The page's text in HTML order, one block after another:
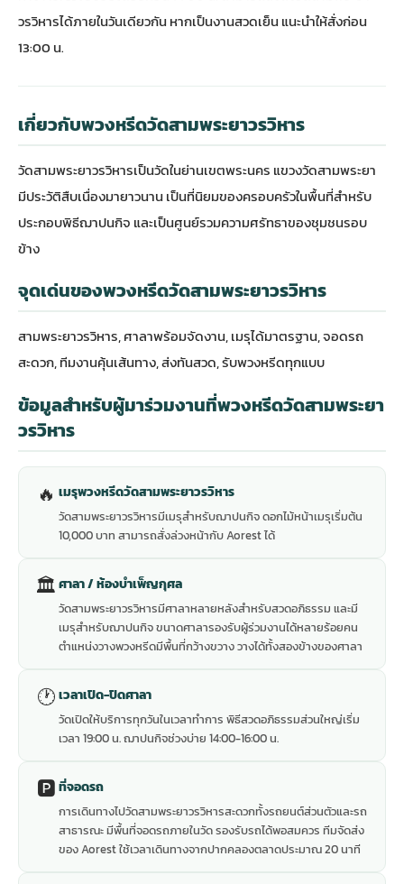
วรวิหารได้ภายในวันเดียวกัน หากเป็นงานสวดเย็น แนะนำให้สั่งก่อน
13:00 น.
เกี่ยวกับพวงหรีดวัดสามพระยาวรวิหาร
วัดสามพระยาวรวิหารเป็นวัดในย่านเขตพระนคร แขวงวัดสามพระยา
มีประวัติสืบเนื่องมายาวนาน เป็นที่นิยมของครอบครัวในพื้นที่สำหรับ
ประกอบพิธีฌาปนกิจ และเป็นศูนย์รวมความศรัทธาของชุมชนรอบ
ข้าง
จุดเด่นของพวงหรีดวัดสามพระยาวรวิหาร
สามพระยาวรวิหาร, ศาลาพร้อมจัดงาน, เมรุได้มาตรฐาน, จอดรถ
สะดวก, ทีมงานคุ้นเส้นทาง, ส่งทันสวด, รับพวงหรีดทุกแบบ
ข้อมูลสำหรับผู้มาร่วมงานที่พวงหรีดวัดสามพระยา
วรวิหาร
🔥 เมรุพวงหรีดวัดสามพระยาวรวิหาร
วัดสามพระยาวรวิหารมีเมรุสำหรับฌาปนกิจ ดอกไม้หน้าเมรุเริ่มต้น
10,000 บาท สามารถสั่งล่วงหน้ากับ Aorest ได้
🏛 ศาลา / ห้องบำเพ็ญกุศล
วัดสามพระยาวรวิหารมีศาลาหลายหลังสำหรับสวดอภิธรรม และมี
เมรุสำหรับฌาปนกิจ ขนาดศาลารองรับผู้ร่วมงานได้หลายร้อยคน
ตำแหน่งวางพวงหรีดมีพื้นที่กว้างขวาง วางได้ทั้งสองข้างของศาลา
🕐 เวลาเปิด-ปิดศาลา
วัดเปิดให้บริการทุกวันในเวลาทำการ พิธีสวดอภิธรรมส่วนใหญ่เริ่ม
เวลา 19:00 น. ฌาปนกิจช่วงบ่าย 14:00-16:00 น.
🅿️ ที่จอดรถ
การเดินทางไปวัดสามพระยาวรวิหารสะดวกทั้งรถยนต์ส่วนตัวและรถ
สาธารณะ มีพื้นที่จอดรถภายในวัด รองรับรถได้พอสมควร ทีมจัดส่ง
ของ Aorest ใช้เวลาเดินทางจากปากคลองตลาดประมาณ 20 นาที